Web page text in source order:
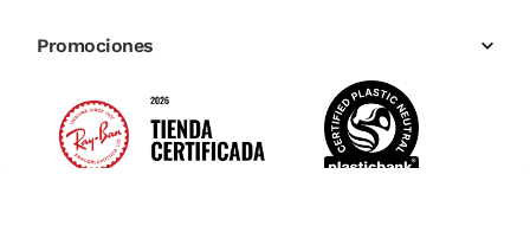
Promociones